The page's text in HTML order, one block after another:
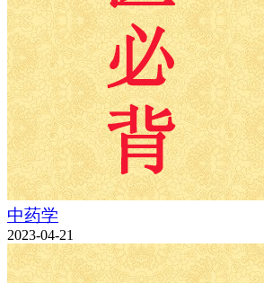
中药学
2023-04-21